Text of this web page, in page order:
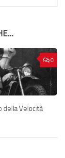
0
della Velocità